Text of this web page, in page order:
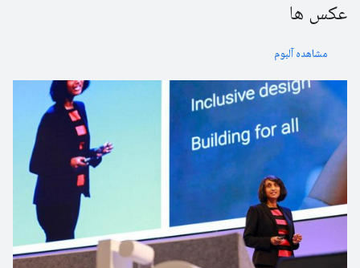
عکس ها
مشاهده آلبوم